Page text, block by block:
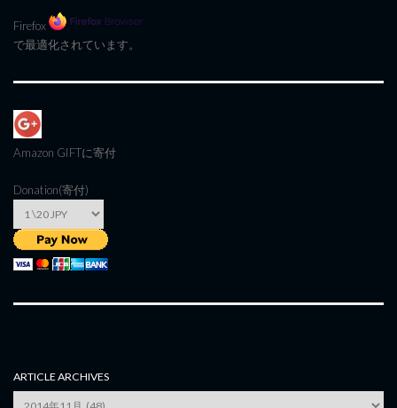
Firefox
で最適化されています。
Amazon GIFTに寄付
Donation(寄付)
ARTICLE ARCHIVES
Article